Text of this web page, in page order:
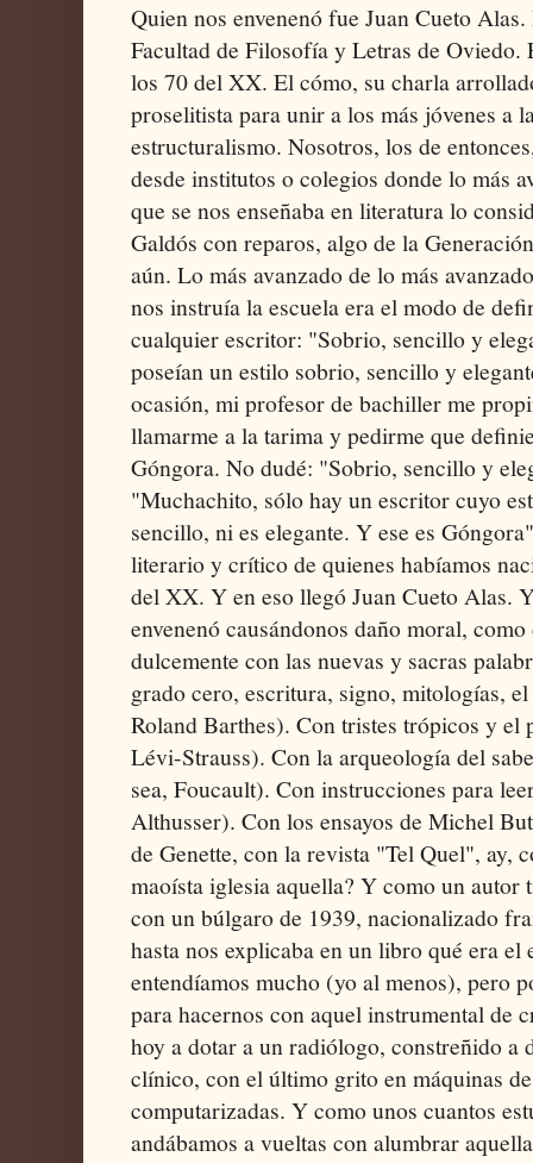
Quien nos envenenó fue Juan Cueto
Facultad de Filosofía y Letras de
los 70 del XX. El cómo, su charla
proselitista para unir a los más jóvenes a
estructuralismo. Nosotros, los de
desde institutos o colegios donde lo más
que se nos enseñaba en literatura lo
Galdós con reparos, algo de la
aún. Lo más avanzado de lo más
nos instruía la escuela era el modo de
cualquier escritor: "Sobrio, sencillo y
poseían un estilo sobrio, sencillo y
ocasión, mi profesor de bachiller me
llamarme a la tarima y pedirme que
Góngora. No dudé: "Sobrio, sencillo y
"Muchachito, sólo hay un escritor cuyo
sencillo, ni es elegante. Y ese es
literario y crítico de quienes habíamos
del XX. Y en eso llegó Juan Cueto Alas.
envenenó causándonos daño moral,
dulcemente con las nuevas y sacras
grado cero, escritura, signo, mitologías,
Roland Barthes). Con tristes trópicos y el
Lévi-Strauss). Con la arqueología del
sea, Foucault). Con instrucciones para
Althusser). Con los ensayos de Michel
de Genette, con la revista "Tel Quel", ay,
maoísta iglesia aquella? Y como un autor
con un búlgaro de 1939, nacionalizado
hasta nos explicaba en un libro qué era
entendíamos mucho (yo al menos), pero
para hacernos con aquel instrumental de
hoy a dotar a un radiólogo, constreñido a
clínico, con el último grito en máquinas
computarizadas. Y como unos cuantos
andábamos a vueltas con alumbrar